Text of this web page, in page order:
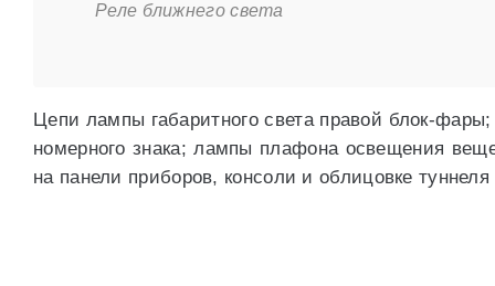
Реле ближнего света
Цепи лампы габаритного света правой блок-
номерного знака; лампы плафона освещения
на панели приборов, консоли и облицовке